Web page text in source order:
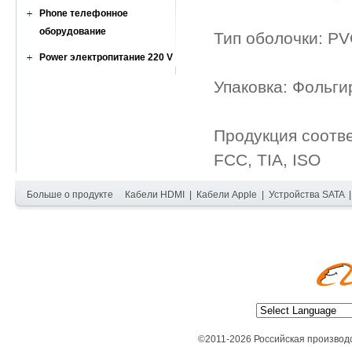
Phone телефонное
оборудование
Power электропитание 220 V
Тип оболочки:
Упаковка:
Продукция
FCC, TIA, ISO
Больше о продукте Кабели HDMI Кабели Apple Устройства SATA
©2011-2026 Российская